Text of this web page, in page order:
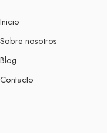
Inicio
Sobre nosotros
Blog
Contacto